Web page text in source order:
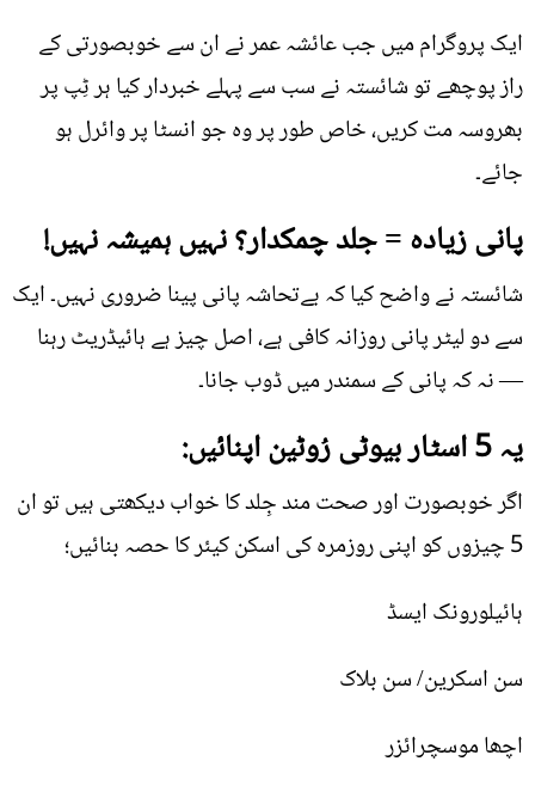
ایک پروگرام میں جب عائشہ عمر نے ان سے خوبصورتی کے
راز پوچھے تو شائستہ نے سب سے پہلے خبردار کیا ہر ٹِپ پر
بھروسہ مت کریں، خاص طور پر وہ جو انسٹا پر وائرل ہو
جائے۔
پانی زیادہ = جلد چمکدار؟ نہیں ہمیشہ نہیں!
شائستہ نے واضح کیا کہ بےتحاشہ پانی پینا ضروری نہیں۔ ایک
سے دو لیٹر پانی روزانہ کافی ہے، اصل چیز ہے ہائیڈریٹ رہنا
— نہ کہ پانی کے سمندر میں ڈوب جانا۔
یہ 5 اسٹار بیوٹی رُوٹین اپنائیں:
اگر خوبصورت اور صحت مند جِلد کا خواب دیکھتی ہیں تو ان
5 چیزوں کو اپنی روزمرہ کی اسکن کیئر کا حصہ بنائیں؛
ہائیلورونک ایسڈ
سن اسکرین/ سن بلاک
اچھا موسچرائزر